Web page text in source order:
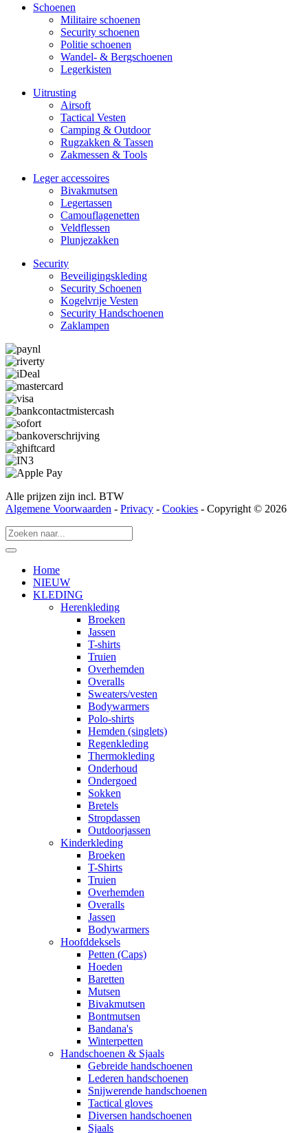
Schoenen
Militaire schoe­nen
Security schoenen
Politie schoenen
Wandel- & Berg­­schoenen
Legerkisten
Uitrusting
Airsoft
Tactical Ves­ten
Camping & Outdoor
Rugzakken & Tassen
Zakmessen & Tools
Leger accessoires
Bivakmutsen
Legertassen
Camouflage­­netten
Veldflessen
Plunjezakken
Security
Beveiligings­­kleding
Security Schoenen
Kogelvrije Vesten
Security Hand­­schoenen
Zaklampen
Alle prijzen zijn incl. BTW
Algemene Voorwaarden - Privacy - Cookies - Copyright © 2026
Home
NIEUW
KLEDING
Herenkleding
Broeken
Jassen
T-shirts
Truien
Overhemden
Overalls
Sweaters/vesten
Bodywarmers
Polo-shirts
Hemden (singlets)
Regenkleding
Thermokleding
Onderhoud
Ondergoed
Sokken
Bretels
Stropdassen
Outdoorjassen
Kinderkleding
Broeken
T-Shirts
Truien
Overhemden
Overalls
Jassen
Bodywarmers
Hoofddeksels
Petten (Caps)
Hoeden
Baretten
Mutsen
Bivakmutsen
Bontmutsen
Bandana's
Winterpetten
Handschoenen & Sjaals
Gebreide handschoenen
Lederen handschoenen
Snijwerende handschoenen
Tactical gloves
Diversen handschoenen
Sjaals